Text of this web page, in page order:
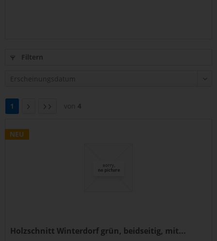
Filtern
1 von 4
NEU
Holzschnitt Winterdorf grün, beidseitig, mit...